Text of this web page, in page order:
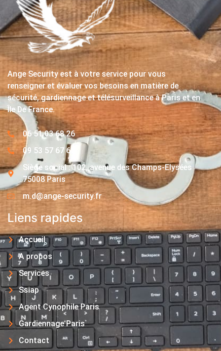
Ange Security est à votre service pour vous
renseigner et évaluer vos besoins en matière de
sécurité, gardiennage et télésurveillance à Paris et en
Île De France.
06 51 03 68 26
09 53 57 67 63
Siège social : 102, avenue des Champs-Elysées
75008 Paris
m.d@ange-security.fr
Liens rapides
Accueil
A propos
Services
Ssiap
Agent Cynophile Paris
Gardiennage Paris
Contact